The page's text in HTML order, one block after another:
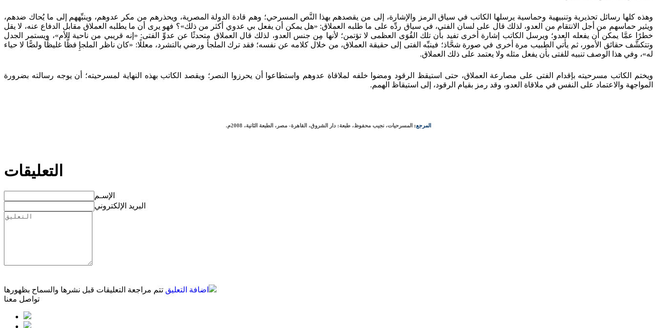
وهذه كلها رسائل تحذيرية وتنبيهية وحماسية يرسلها الكاتب في سياق الرمز والإشارة، إلى من يقصدهم بهذا النَّص المسرحي؛ وهم قادة الدولة المصرية، ويحذرهم من مكر عدوهم، وينبِّههم إلى ما يُحاك ضدهم،
ويثير حماسهم من أجل الانتقام من العدو، لذلك قال على لسان الفتى، في سياق ردِّه على ما طلبه العملاق: «هل يمكن أن يفعل بي عدوي أكثر من ذلك»؟ فهو يرى أن ما يطلبه العملاق مقابل الدفاع عنه، لا يقل
خطرًا عمَّا يمكن أن يفعله العدو؛ ويرسل الكاتب إشارة أخرى تفيد بأن تلك القُوَى العظمى لا تؤتمن؛ لأنها مِن جنس العدو، لذلك قال العملاق متحدثًا عن عدوِّ الفتى: «إنه قريبي من ناحية الأم»، ويستمر الجدل
وتتكشَّف حقائق الأمور، ثم يأتي الطبيب مرة أخرى في صورة شحَّاذ؛ فينبِّه الفتى إلى حقيقة العملاق، من خلال كلامه عن نفسه؛ فقد ترك الملجأ ورضي بالتشرد، معللًا: «كان ناظر الملجإِ فظًّا غليظًا ولصًّا لا حياء
له»، وفي هذا الوصف تنبيه للفتى بأن يفعل مثله ولا يعتمد على ذلك العملاق.
ويختم الكاتب مسرحيته بإقدام الفتى على مصارعة العملاق، حتى استيقظ الرقود ومضوا خلفه لملاقاة عدوهم واستطاعوا أن يحرزوا النصر؛ ويقصد الكاتب بهذه النهاية لمسرحيته؛ أن يوجه رسالته بضرورة
المواجهة والاعتماد على النفس في ملاقاة العدو، وقد رمز بقيام الرقود، إلى استيقاظ الهمم.
المرجع: المسرحيات، نجيب محفوظ، طبعة: دار الشروق، القاهرة- مصر، الطبعة الثانية، 2008م.
التعليقات
الإسـم
البريد الإلكتروني
اضافة التعليق تتم مراجعة التعليقات قبل نشرها والسماح بظهورها
تواصل معنا